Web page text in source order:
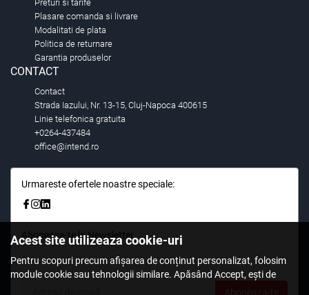
Preturi si tarife
Plasare comanda si livrare
Modalitati de plata
Politica de returnare
Garantia produselor
CONTACT
Contact
Strada Iazului, Nr. 13-15, Cluj-Napoca 400615
Linie telefonica gratuita
+0264-437484
office@intend.ro
Urmareste ofertele noastre speciale:
Aboneaza-te la Newsletter
Fii primul care stie. Inscrieti-vă la newsletter astazi.
Acest site utilizeaza cookie-uri
Pentru scopuri precum afișarea de conținut personalizat, folosim
module cookie sau tehnologii similare. Apăsând Accept, ești de